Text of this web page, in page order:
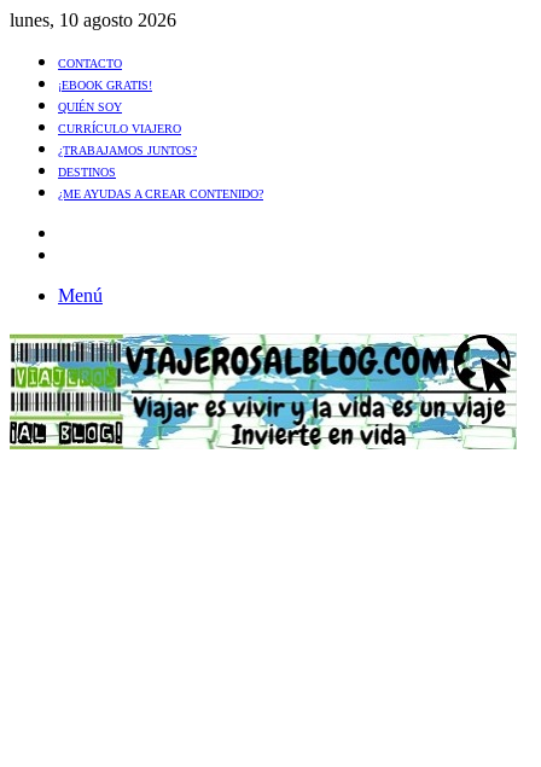
lunes, 10 agosto 2026
CONTACTO
¡EBOOK GRATIS!
QUIÉN SOY
CURRÍCULO VIAJERO
¿TRABAJAMOS JUNTOS?
DESTINOS
¿ME AYUDAS A CREAR CONTENIDO?
Menú